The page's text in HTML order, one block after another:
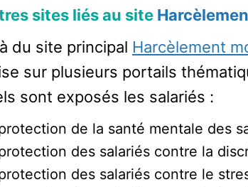
sites liés au site
du site principal Harcèlement
sur plusieurs portails
sont exposés les salariés :
de la santé mentale des
des salariés contre la
des salariés contre le